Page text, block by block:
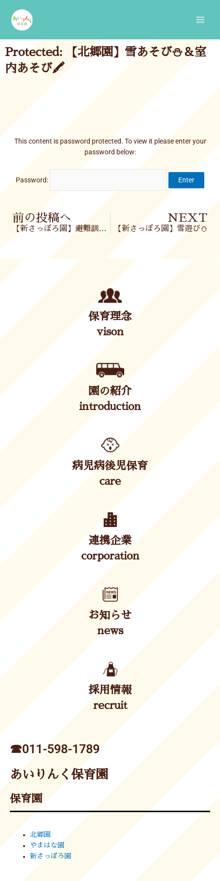
content
Protected: 【北郷園】雪あそび⛄＆室
内あそび🖍
This content is password protected. To view it please enter your
password below:
Password:
Prev
前の投稿へ
【新さっぽろ園】避難訓練🧯＆お別れ会🎈
NEXT
【新さっぽろ園】雪遊び⛄
保育理念
vison
園の紹介
introduction
病児病後児保育
care
連携企業
corporation
お知らせ
news
採用情報
recruit
☎︎011-598-1789
あいりんく保育園
保育園
北郷園
やまはな園
新さっぽろ園